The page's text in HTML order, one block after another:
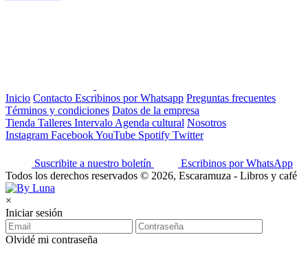
Inicio Contacto Escribinos por Whatsapp Preguntas frecuentes
Términos y condiciones Datos de la empresa
Tienda Talleres Intervalo Agenda cultural Nosotros
Instagram FacebookYouTube Spotify Twitter
Suscribite a nuestro boletín
Escribinos por WhatsApp
Todos los derechos reservados © 2026, Escaramuza - Libros y café
×
Iniciar sesión
Olvidé mi contraseña